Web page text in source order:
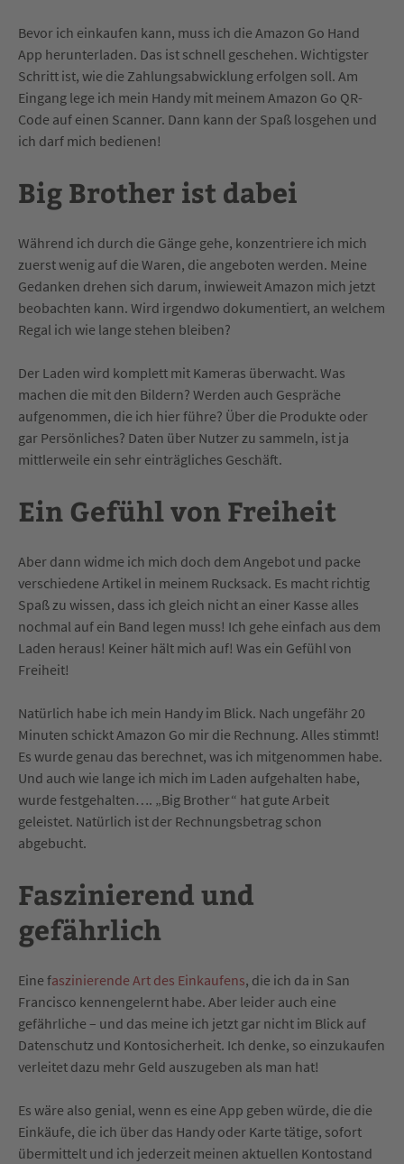
Bevor ich einkaufen kann, muss ich die Amazon Go Hand
App herunterladen. Das ist schnell geschehen. Wichtigster
Schritt ist, wie die Zahlungsabwicklung erfolgen soll. Am
Eingang lege ich mein Handy mit meinem Amazon Go QR-
Code auf einen Scanner. Dann kann der Spaß losgehen und
ich darf mich bedienen!
Big Brother ist dabei
Während ich durch die Gänge gehe, konzentriere ich mich
zuerst wenig auf die Waren, die angeboten werden. Meine
Gedanken drehen sich darum, inwieweit Amazon mich jetzt
beobachten kann. Wird irgendwo dokumentiert, an welchem
Regal ich wie lange stehen bleiben?
Der Laden wird komplett mit Kameras überwacht. Was
machen die mit den Bildern? Werden auch Gespräche
aufgenommen, die ich hier führe? Über die Produkte oder
gar Persönliches? Daten über Nutzer zu sammeln, ist ja
mittlerweile ein sehr einträgliches Geschäft.
Ein Gefühl von Freiheit
Aber dann widme ich mich doch dem Angebot und packe
verschiedene Artikel in meinem Rucksack. Es macht richtig
Spaß zu wissen, dass ich gleich nicht an einer Kasse alles
nochmal auf ein Band legen muss! Ich gehe einfach aus dem
Laden heraus! Keiner hält mich auf! Was ein Gefühl von
Freiheit!
Natürlich habe ich mein Handy im Blick. Nach ungefähr 20
Minuten schickt Amazon Go mir die Rechnung. Alles stimmt!
Es wurde genau das berechnet, was ich mitgenommen habe.
Und auch wie lange ich mich im Laden aufgehalten habe,
wurde festgehalten…. „Big Brother“ hat gute Arbeit
geleistet. Natürlich ist der Rechnungsbetrag schon
abgebucht.
Faszinierend und
gefährlich
Eine faszinierende Art des Einkaufens, die ich da in San
Francisco kennengelernt habe. Aber leider auch eine
gefährliche – und das meine ich jetzt gar nicht im Blick auf
Datenschutz und Kontosicherheit. Ich denke, so einzukaufen
verleitet dazu mehr Geld auszugeben als man hat!
Es wäre also genial, wenn es eine App geben würde, die die
Einkäufe, die ich über das Handy oder Karte tätige, sofort
übermittelt und ich jederzeit meinen aktuellen Kontostand